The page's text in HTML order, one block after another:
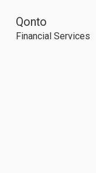
Qonto
Financial Services